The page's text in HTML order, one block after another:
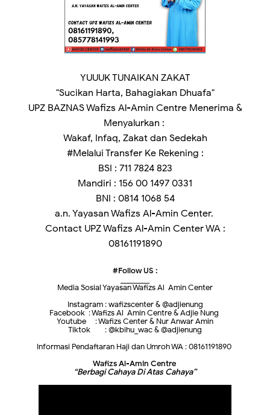
YUUUK TUNAIKAN ZAKAT
"Sucikan Harta, Bahagiakan Dhuafa"
UPZ BAZNAS Wafizs Al-Amin Centre Menerima &
Menyalurkan :
Wakaf, Infaq, Zakat dan Sedekah
#Melalui Transfer Ke Rekening :
BSI : 711 7824 823
Mandiri : 156 00 1497 0331
BNI : 0814 1068 54
a.n. Yayasan Wafizs Al-Amin Center.
Contact UPZ Wafizs Al-Amin Center WA :
08161191890
#Follow US :
Media Sosial Yayasan Wafizs Al-Amin Center
Instagram : wafizscenter & @adjienung
Facebook : Wafizs Al-Amin Centre & Adjie Nung
Youtube : Wafizs Center & Nur Anwar Amin
Tiktok : @kbihu_wac & @adjienung
Informasi Pendaftaran Haji dan Umroh WA : 08161191890
Wafizs Al-Amin Centre
“Berbagi Cahaya Di Atas Cahaya”